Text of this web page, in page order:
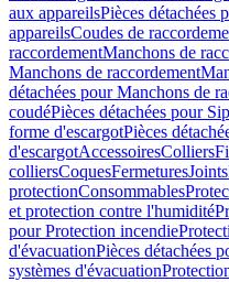
aux appareilsPièces détachées
appareilsCoudes de
raccordementManchons de
Manchons de raccordement
détachées pour Manchons de
coudéPièces détachées pour
forme d'escargotPièces
d'escargotAccessoiresColliers
colliersCoquesFermeturesJoints
protectionConsommables
et protection contre l'humidité
pour Protection incendie
d'évacuationPièces détachées
systèmes d'évacuation